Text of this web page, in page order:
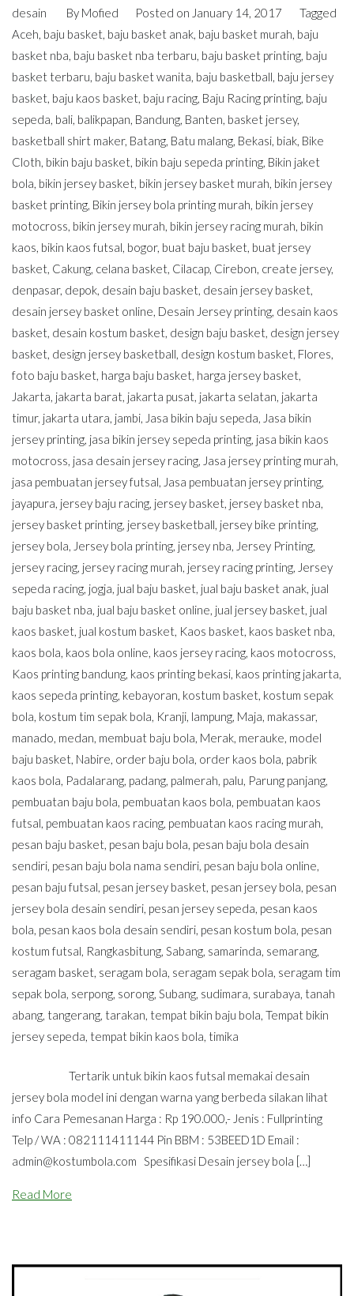
desain
By Mofied Posted on January 14, 2017
Tagged
Aceh, baju basket, baju basket anak, baju basket murah, baju
basket nba, baju basket nba terbaru, baju basket printing, baju
basket terbaru, baju basket wanita, baju basketball, baju jersey
basket, baju kaos basket, baju racing, Baju Racing printing, baju
sepeda, bali, balikpapan, Bandung, Banten, basket jersey,
basketball shirt maker, Batang, Batu malang, Bekasi, biak, Bike
Cloth, bikin baju basket, bikin baju sepeda printing, Bikin jaket
bola, bikin jersey basket, bikin jersey basket murah, bikin jersey
basket printing, Bikin jersey bola printing murah, bikin jersey
motocross, bikin jersey murah, bikin jersey racing murah, bikin
kaos, bikin kaos futsal, bogor, buat baju basket, buat jersey
basket, Cakung, celana basket, Cilacap, Cirebon, create jersey,
denpasar, depok, desain baju basket, desain jersey basket,
desain jersey basket online, Desain Jersey printing, desain kaos
basket, desain kostum basket, design baju basket, design jersey
basket, design jersey basketball, design kostum basket, Flores,
foto baju basket, harga baju basket, harga jersey basket,
Jakarta, jakarta barat, jakarta pusat, jakarta selatan, jakarta
timur, jakarta utara, jambi, Jasa bikin baju sepeda, Jasa bikin
jersey printing, jasa bikin jersey sepeda printing, jasa bikin kaos
motocross, jasa desain jersey racing, Jasa jersey printing murah,
jasa pembuatan jersey futsal, Jasa pembuatan jersey printing,
jayapura, jersey baju racing, jersey basket, jersey basket nba,
jersey basket printing, jersey basketball, jersey bike printing,
jersey bola, Jersey bola printing, jersey nba, Jersey Printing,
jersey racing, jersey racing murah, jersey racing printing, Jersey
sepeda racing, jogja, jual baju basket, jual baju basket anak, jual
baju basket nba, jual baju basket online, jual jersey basket, jual
kaos basket, jual kostum basket, Kaos basket, kaos basket nba,
kaos bola, kaos bola online, kaos jersey racing, kaos motocross,
Kaos printing bandung, kaos printing bekasi, kaos printing jakarta,
kaos sepeda printing, kebayoran, kostum basket, kostum sepak
bola, kostum tim sepak bola, Kranji, lampung, Maja, makassar,
manado, medan, membuat baju bola, Merak, merauke, model
baju basket, Nabire, order baju bola, order kaos bola, pabrik
kaos bola, Padalarang, padang, palmerah, palu, Parung panjang,
pembuatan baju bola, pembuatan kaos bola, pembuatan kaos
futsal, pembuatan kaos racing, pembuatan kaos racing murah,
pesan baju basket, pesan baju bola, pesan baju bola desain
sendiri, pesan baju bola nama sendiri, pesan baju bola online,
pesan baju futsal, pesan jersey basket, pesan jersey bola, pesan
jersey bola desain sendiri, pesan jersey sepeda, pesan kaos
bola, pesan kaos bola desain sendiri, pesan kostum bola, pesan
kostum futsal, Rangkasbitung, Sabang, samarinda, semarang,
seragam basket, seragam bola, seragam sepak bola, seragam tim
sepak bola, serpong, sorong, Subang, sudimara, surabaya, tanah
abang, tangerang, tarakan, tempat bikin baju bola, Tempat bikin
jersey sepeda, tempat bikin kaos bola, timika
Tertarik untuk bikin kaos futsal memakai desain
jersey bola model ini dengan warna yang berbeda silakan lihat
info Cara Pemesanan Harga : Rp 190.000,- Jenis : Fullprinting
Telp / WA : 082111411144 Pin BBM : 53BEED1D Email :
admin@kostumbola.com Spesifikasi Desain jersey bola […]
Read More